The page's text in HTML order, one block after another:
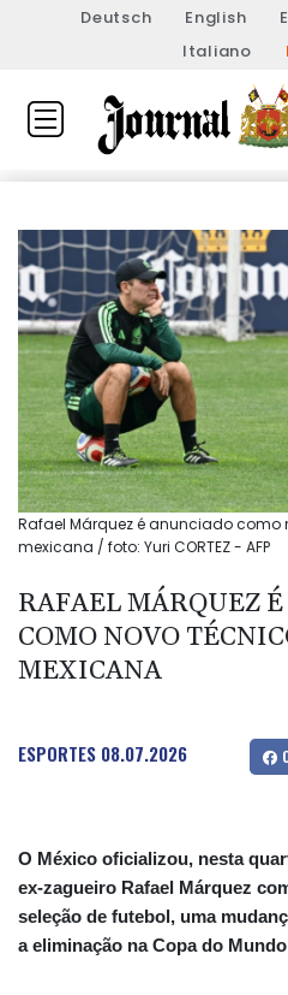
Deutsch English
Italiano
Rafael Márquez é anunciado
mexicana / foto: Yuri CORTEZ - AFP
RAFAEL MÁRQUEZ
COMO NOVO
MEXICANA
ESPORTES 08.07.2026
O México oficializou, nesta
ex-zagueiro Rafael Márquez
seleção de futebol, uma
a eliminação na Copa do Mundo